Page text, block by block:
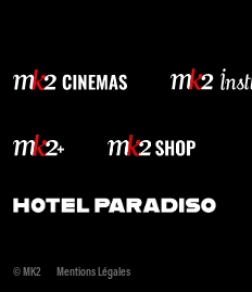
© MK2 Mentions Légales